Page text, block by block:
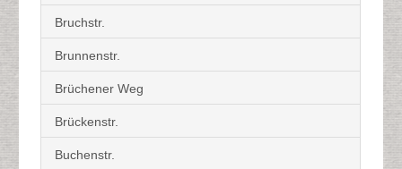
Bruchstr.
Brunnenstr.
Brüchener Weg
Brückenstr.
Buchenstr.